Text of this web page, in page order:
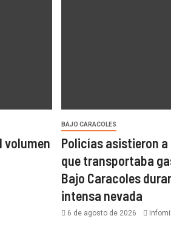
volumen
BAJO CARACOLES
Policías asistieron
que transportaba
Bajo Caracoles
intensa nevada
6 de agosto de 2026